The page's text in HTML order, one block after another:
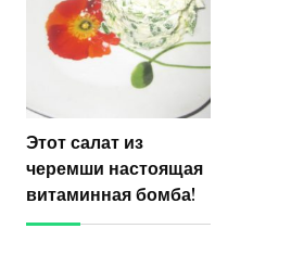
Этот салат из
черемши настоящая
витаминная бомба!